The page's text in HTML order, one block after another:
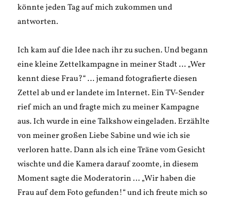
könnte jeden Tag auf mich zukommen und
antworten.
Ich kam auf die Idee nach ihr zu suchen. Und begann
eine kleine Zettelkampagne in meiner Stadt … „Wer
kennt diese Frau?“ … jemand fotografierte diesen
Zettel ab und er landete im Internet. Ein TV-Sender
rief mich an und fragte mich zu meiner Kampagne
aus. Ich wurde in eine Talkshow eingeladen. Erzählte
von meiner großen Liebe Sabine und wie ich sie
verloren hatte. Dann als ich eine Träne vom Gesicht
wischte und die Kamera darauf zoomte, in diesem
Moment sagte die Moderatorin … „Wir haben die
Frau auf dem Foto gefunden!“ und ich freute mich so